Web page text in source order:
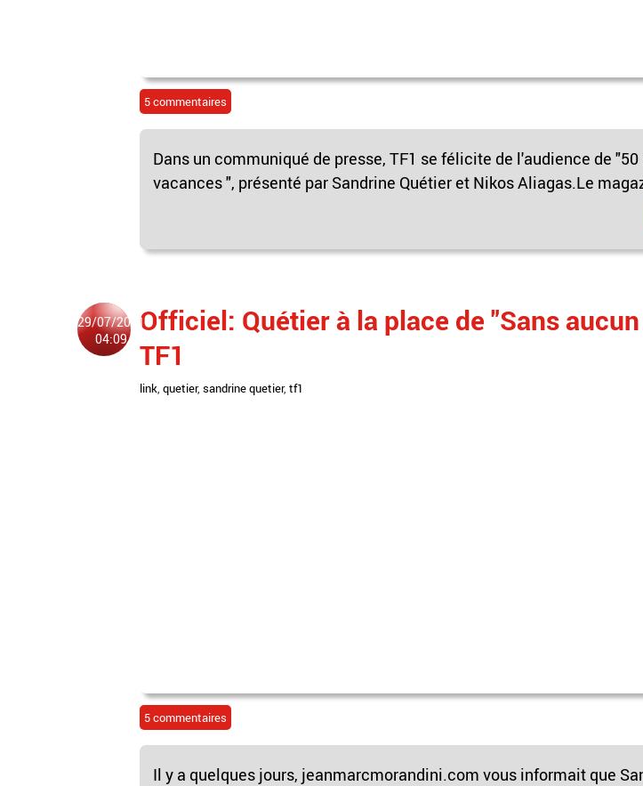
5 commentaires
Dans un communiqué de presse, TF1 se félicite de l'audience de
vacances ", présenté par Sandrine Quétier et Nikos Aliagas.Le
29/07/2011
04:09
Officiel: Quétier à la place de "Sans
TF1
link, quetier, sandrine quetier, tf1
5 commentaires
Il y a quelques jours, jeanmarcmorandini.com vous informait que